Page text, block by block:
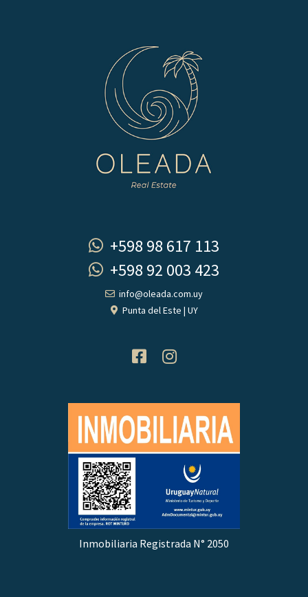
+598 98 617 113
+598 92 003 423
info@oleada.com.uy
Punta del Este | UY
Inmobiliaria Registrada N° 2050